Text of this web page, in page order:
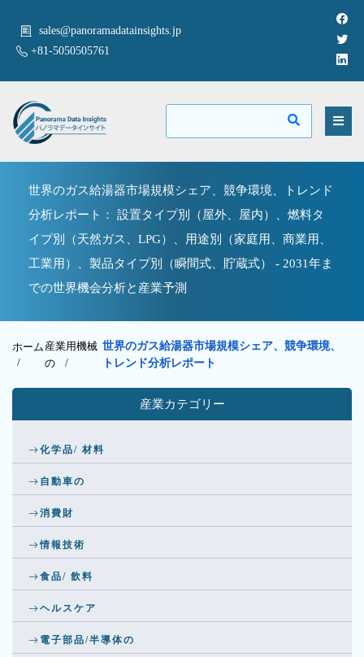
sales@panoramadatainsights.jp
+81-5050505761
世界のガス給湯器市場規模シェア、競争環境、トレンド
分析レポート： 設置タイプ別（屋外、屋内）、燃料タ
イプ別（天然ガス、LPG）、用途別（家庭用、商業用、
工業用）、製品タイプ別（瞬間式、貯蔵式） - 2031年ま
での世界機会分析と産業予測
ホーム
/
産業用機械
の /
世界のガス給湯器市場規模シェア、競争環境、
トレンド分析レポート
産業カテゴリー
化学品/ 材料
自動車の
消費財
情報技術
食品/ 飲料
ヘルスケア
電子部品/半導体の